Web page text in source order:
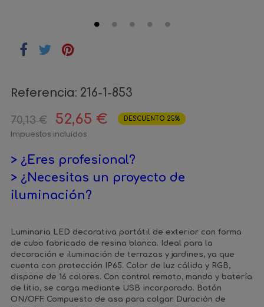
Referencia: 216-1-853
70,13 € 52,65 € DESCUENTO 25%
Impuestos incluidos
> ¿Eres profesional?
> ¿Necesitas un proyecto de
iluminación?
Luminaria LED decorativa portátil de exterior con forma
de cubo fabricado de resina blanca. Ideal para la
decoración e iluminación de terrazas y jardines, ya que
cuenta con protección IP65. Color de luz cálida y RGB,
dispone de 16 colores. Con control remoto, mando y batería
de litio, se carga mediante USB incorporado. Botón
ON/OFF. Compuesto de asa para colgar. Duración de